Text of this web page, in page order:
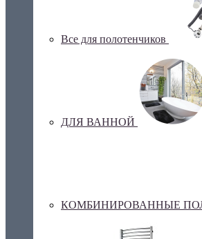
Все для полотенчиков
ДЛЯ ВАННОЙ
КОМБИНИРОВАННЫЕ